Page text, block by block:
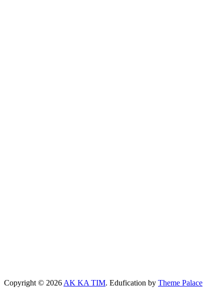
Copyright © 2026 AK KA TIM. Edufication by Theme Palace